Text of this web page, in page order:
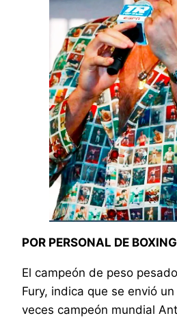
POR PERSONAL DE
El campeón de peso
Fury, indica que se envió
veces campeón mundial